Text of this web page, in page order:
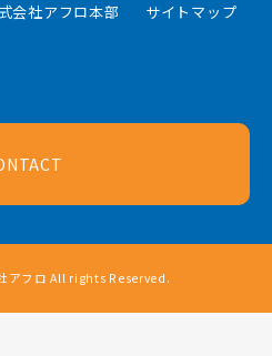
会社アフロ本部 サイトマップ
アフロ All rights Reserved.